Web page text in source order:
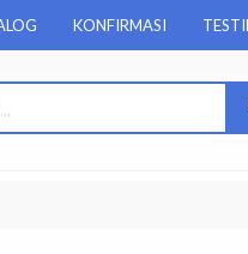
KONFIRMASI